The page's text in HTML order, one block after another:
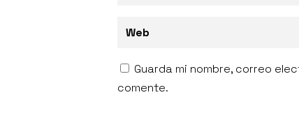
Guarda mi nombre, correo
comente.